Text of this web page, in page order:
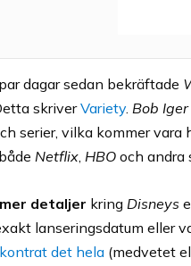
dagar sedan bekräftade
skriverVariety. Bob Iger
serier, vilka kommer
Netflix, HBO och andra
detaljer kring Disneys
lanseringsdatum eller
det hela (medvetet